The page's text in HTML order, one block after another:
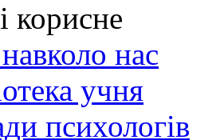
корисне
нас
учня
психологів